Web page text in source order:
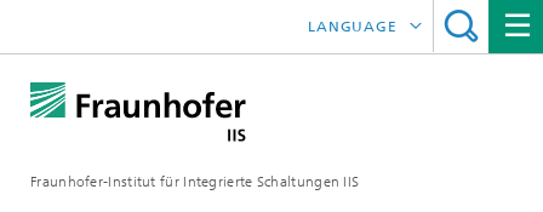
Fraunhofer-Institut für Integrierte Schaltungen IIS
LANGUAGE
中文